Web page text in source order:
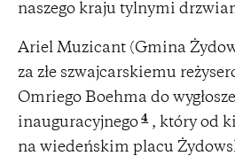
naszego kraju tylnymi
Ariel Muzicant (Gmina
za złe szwajcarskiemu
Omriego Boehma do
inauguracyjnego 4 , który od
na wiedeńskim placu